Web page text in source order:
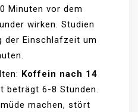
Minuten vor dem
wirken. Studien
der Einschlafzeit um
Koffein nach 14
beträgt 6-8 Stunden.
machen, stört